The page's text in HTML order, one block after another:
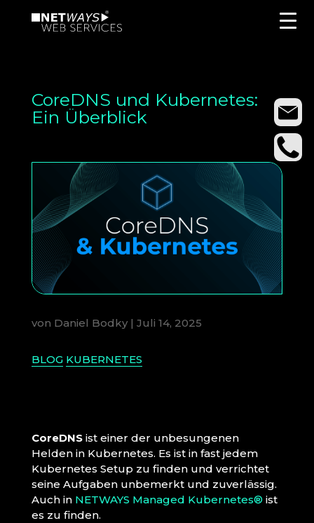
CoreDNS und Kubernetes:
Ein Überblick
von Daniel Bodky| Juli 14, 2025
BLOG KUBERNETES
CoreDNSist einer der unbesungenen
Helden in Kubernetes. Es ist in fast jedem
Kubernetes Setup zu finden und verrichtet
seine Aufgaben unbemerkt und zuverlässig.
Auch in NETWAYS Managed Kubernetes®ist
es zu finden.